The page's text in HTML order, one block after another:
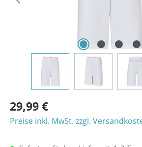
29,99 €
Preise inkl. MwSt. zzgl.